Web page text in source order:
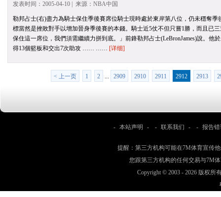
发表时间：2005-04-10 | 来源：NBA中国
勒邦占士(右)盡力為騎士保住季後賽席位騎士現時處於東岸第八位，仍未穩奪
標當然是挫敗對手以增加晉身季後賽的本錢。騎士近5仗不但只嘗1勝，而且已
保住這一席位，我們須需繼續力拼到底。」前鋒勒邦占士(LeBronJames)說。他
得13個籃板和交出7次助攻 …… …… [详细]
< 上一页 1 2 ... 2909 2910 2911 2912 2913
- 本站声明 - - 联系我们 - - 报告
提醒：第三方机构可能在7M体育宣传
您跟第三方机构的任何交易与7M
Copyright © 2003 - 2026 版权所